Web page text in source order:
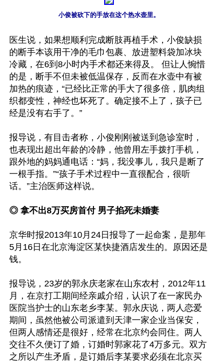
小俊被砍下的手放在这个热水壶里。
医生说，如果想顺利完成断肢再植手术，小俊缺损
的断手本该用干净的毛巾包裹、放进塑料袋加冰块
冷藏，在6到8小时内手术都还来得及。 但让人惋惜
的是，断手不但未被低温保存，反而在水壶中有被
加热的痕迹，“已经比正常的手大了很多倍，肌肉组
织都变性，神经也坏死了。确定接不上了，孩子已
经是没有右手了。”
报导说，有目击者称，小俊刚刚被送到急诊室时，
也表现出超出年龄的冷静，他曾用左手拨打手机，
跟外地的妈妈通电话：“妈，我没事儿，我只是断了
一根手指。”“孩子手术过程中一直很配合，很听
话。”主治医师这样说。
◎ 拿不出8万买房首付 男子掐死未婚妻
京华时报2013年10月24日报导了一起命案，是那年
5月16日在北京海淀区某快捷酒店发生的。原因还是
钱。
报导说，23岁的郭永庆老家在山东农村，2012年11
月，在京打工期间经亲戚介绍，认识了在一家民办
医院当护士的山东老乡李某。郭永庆说，两人恋爱
期间，虽然他被公司派遣到天津一家企业当保安，
但两人感情还是很好，经常在北京约会同住。两人
交往不久便订了婚，订婚时郭家花了4万多元。双方
之所以产生矛盾，是订婚后李某要求必须在北京买